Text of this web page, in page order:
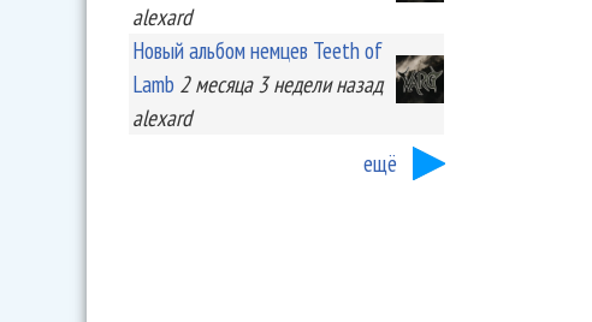
alexard
Новый альбом немцев Teeth of
Lamb 2 месяца 3 неделиназад
alexard
ещё